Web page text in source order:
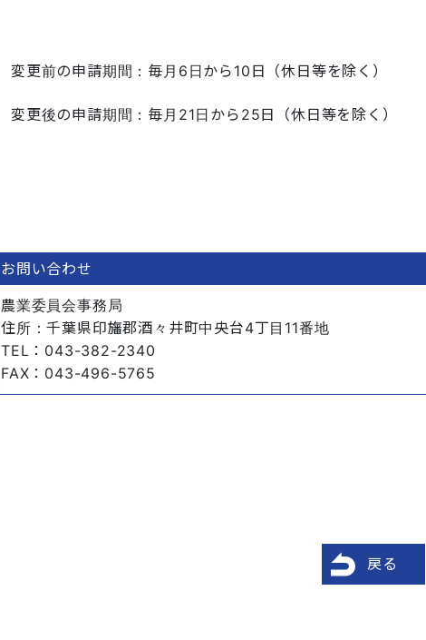
変更前の申請期間：毎月6日から10日（休日等を除く）
変更後の申請期間：毎月21日から25日（休日等を除く）
お問い合わせ
農業委員会事務局
住所 ：千葉県印旛郡酒々井町中央台4丁目11番地
TEL ：043-382-2340
FAX ：043-496-5765
戻る